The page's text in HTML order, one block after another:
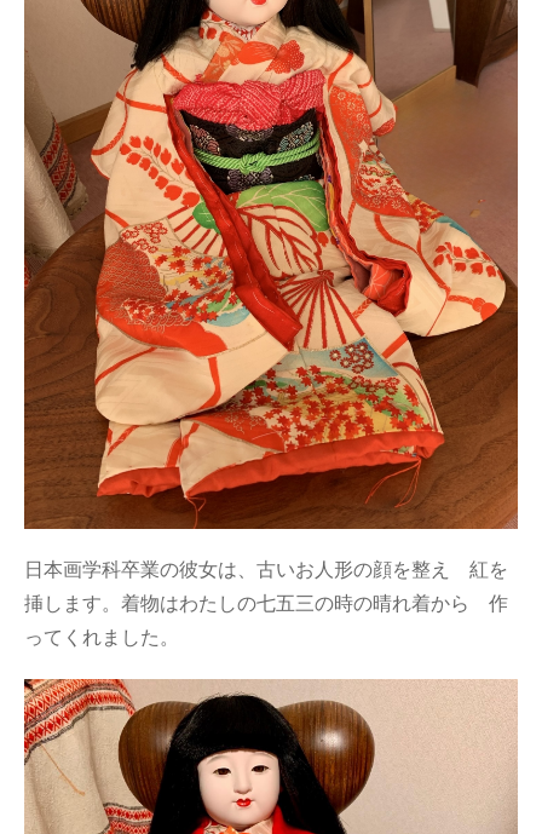
日本画学科卒業の彼女は、古いお人形の顔を整え 紅を
挿します。着物はわたしの七五三の時の晴れ着から 作
ってくれました。